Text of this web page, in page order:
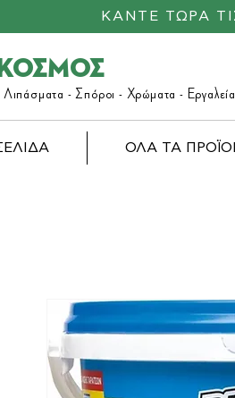
Λιπάσματα - Σπόροι - Χρώματα - Εργαλεία
ΟΛΑ ΤΑ
ΚΑΝΤΕ ΤΩΡΑ